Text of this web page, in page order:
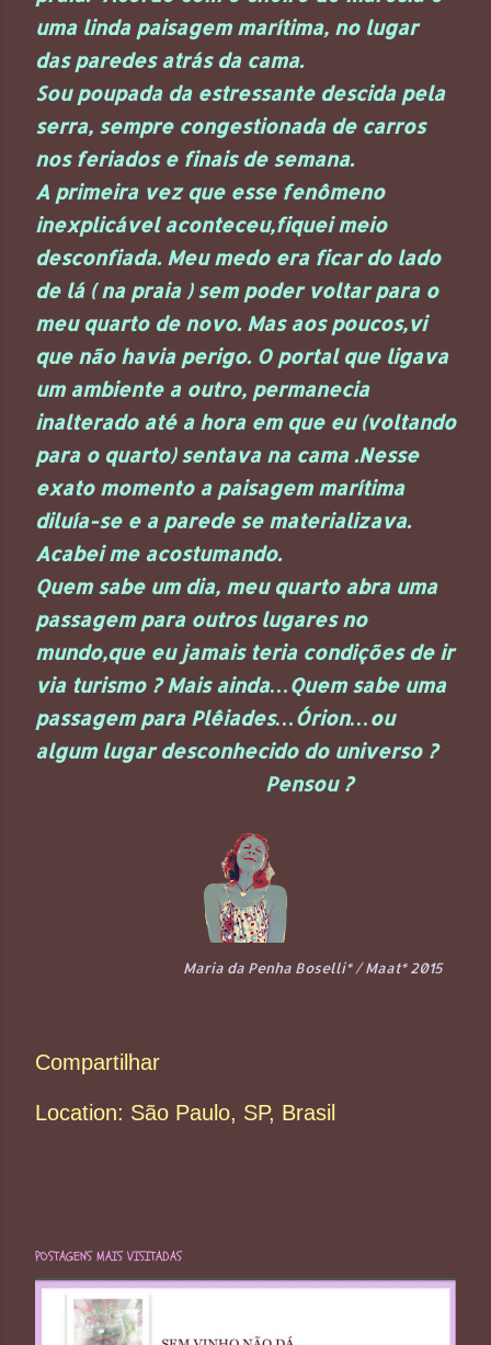
uma linda paisagem marítima, no lugar
das paredes atrás da cama.
Sou poupada da estressante descida pela
serra, sempre congestionada de carros
nos feriados e finais de semana.
A primeira vez que esse fenômeno
inexplicável aconteceu,fiquei meio
desconfiada. Meu medo era ficar do lado
de lá ( na praia ) sem poder voltar para o
meu quarto de novo. Mas aos poucos,vi
que não havia perigo. O portal que ligava
um ambiente a outro, permanecia
inalterado até a hora em que eu (voltando
para o quarto) sentava na cama .Nesse
exato momento a paisagem marítima
diluía-se e a parede se materializava.
Acabei me acostumando.
Quem sabe um dia, meu quarto abra uma
passagem para outros lugares no
mundo,que eu jamais teria condições de ir
via turismo ? Mais ainda…Quem sabe uma
passagem para Plêiades…Órion…ou
algum lugar desconhecido do universo ?
Pensou ?
Maria da Penha Boselli* / Maat* 2015
Compartilhar
Location: São Paulo, SP, Brasil
POSTAGENS MAIS VISITADAS